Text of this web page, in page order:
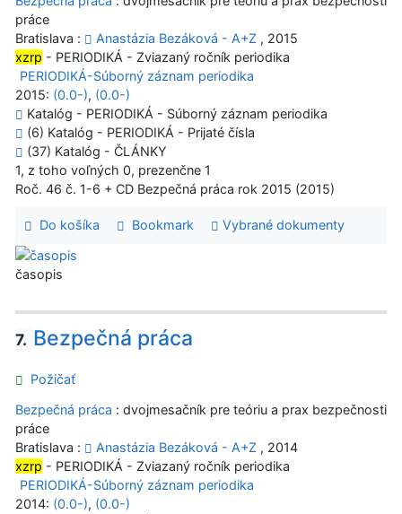
práce
Bratislava :
Anastázia Bezáková - A+Z , 2015
xzrp - PERIODIKÁ - Zviazaný ročník periodika
PERIODIKÁ-Súborný záznam periodika
2015: (0.0-), (0.0-)
Katalóg - PERIODIKÁ - Súborný záznam periodika
(6) Katalóg - PERIODIKÁ - Prijaté čísla
(37) Katalóg - ČLÁNKY
1, z toho voľných 0, prezenčne 1
Roč. 46 č. 1-6 + CD Bezpečná práca rok 2015 (2015)
Do košíka Bookmark Vybrané dokumenty
časopis
7. Bezpečná práca
Požičať
Bezpečná práca : dvojmesačník pre teóriu a prax bezpečnosti
práce
Bratislava :
Anastázia Bezáková - A+Z , 2014
xzrp - PERIODIKÁ - Zviazaný ročník periodika
PERIODIKÁ-Súborný záznam periodika
2014: (0.0-), (0.0-)